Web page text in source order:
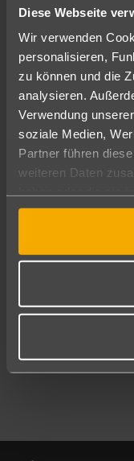
Diese Webseite
Wir verwenden
personalisieren,
zu können und die
analysieren.
Verwendung
soziale Medien,
Partner führen
weiteren Daten
gesammelt haben.
Ändere die Kriterien
Pauschal
Abflughafen
Alle Abflughäfen
09.08.26–